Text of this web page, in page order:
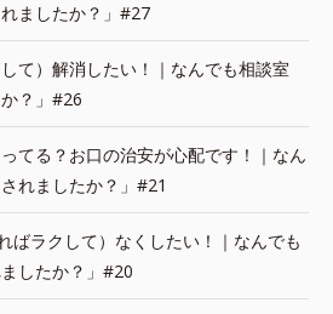
ましたか？」#27
て）解消したい！｜なんでも相談室
？」#26
てる？お口の治安が心配です！｜なん
れましたか？」#21
ばラクして）なくしたい！｜なんでも
したか？」#20